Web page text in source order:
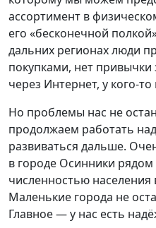
ассортимент в
его «бесконечной
дальних регионах люди
покупками, нет привычки
через Интернет, у кого-
Но проблемы нас не
продолжаем работать
развиваться дальше.
в городе Осинники рядом
численностью населения
Маленькие города не
Главное — у нас есть